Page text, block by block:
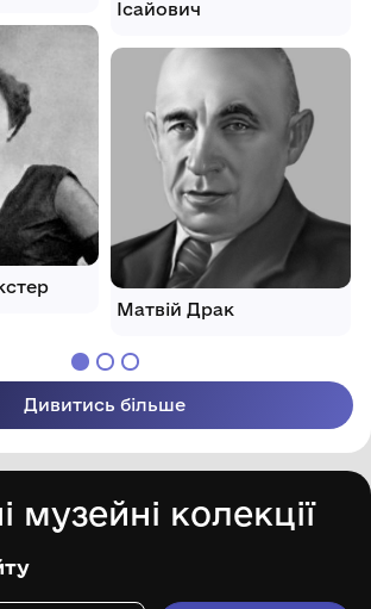
Ісайович
Матвій Драк
Дивитись більше
музейні колекції